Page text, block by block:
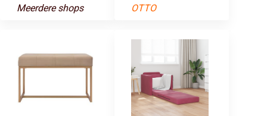
Meerdere shops
OTTO